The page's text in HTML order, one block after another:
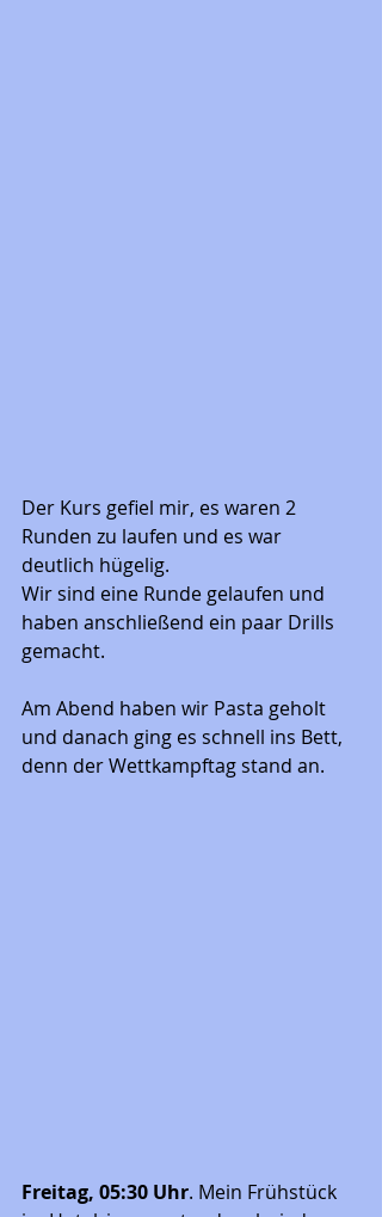
Der Kurs gefiel mir, es waren 2
Runden zu laufen und es war
deutlich hügelig.
Wir sind eine Runde gelaufen und
haben anschließend ein paar Drills
gemacht.
Am Abend haben wir Pasta geholt
und danach ging es schnell ins Bett,
denn der Wettkampftag stand an.
Freitag, 05:30 Uhr. Mein Frühstück